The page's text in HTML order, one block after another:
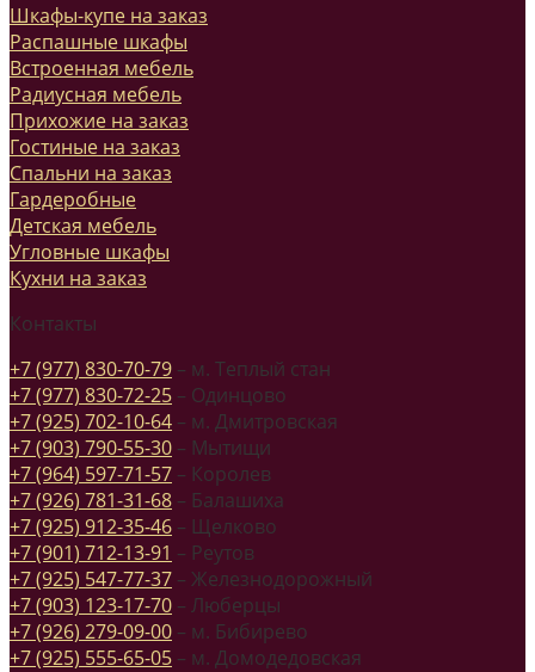
Шкафы-купе на заказ
Распашные шкафы
Встроенная мебель
Радиусная мебель
Прихожие на заказ
Гостиные на заказ
Спальни на заказ
Гардеробные
Детская мебель
Угловные шкафы
Кухни на заказ
Контакты
+7 (977) 830-70-79 – м. Теплый стан
+7 (977) 830-72-25 – Одинцово
+7 (925) 702-10-64 – м. Дмитровская
+7 (903) 790-55-30 – Мытищи
+7 (964) 597-71-57 – Королев
+7 (926) 781-31-68 – Балашиха
+7 (925) 912-35-46 – Щелково
+7 (901) 712-13-91 – Реутов
+7 (925) 547-77-37 – Железнодорожный
+7 (903) 123-17-70 – Люберцы
+7 (926) 279-09-00 – м. Бибирево
+7 (925) 555-65-05 – м. Домодедовская